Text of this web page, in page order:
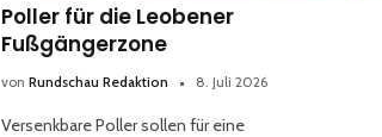
Poller für die Leobener
Fußgängerzone
von Rundschau Redaktion 8. Juli 2026
Versenkbare Poller sollen für eine